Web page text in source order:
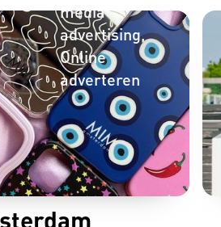
media
advertising
Online
adverteren